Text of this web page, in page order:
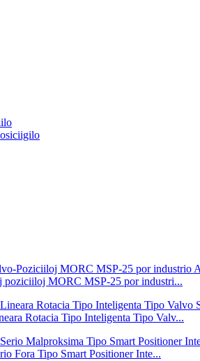
poziciiloj MORC MSP-25 por industri...
Rotacia Tipo Inteligenta Tipo Valv...
Fora Tipo Smart Positioner Inte...